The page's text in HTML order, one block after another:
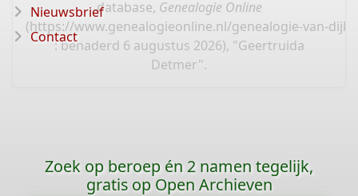
database, Genealogie Online
(https://www.genealogieonline.nl/genealogie-van-
: benaderd 6 augustus 2026), "Geertruida
Detmer".
Nieuwsbrief
Contact
Zoek op beroep én 2 namen tegelijk,
gratis op Open Archieven